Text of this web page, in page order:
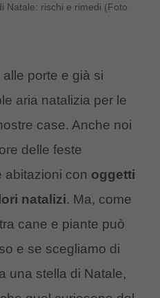
Natale: rischi e rimedi (Foto
porte e già si
aria natalizia per le
case. Anche noi
delle feste
abitazioni con oggetti
natalizi. Ma, come
cane e piante può
e se scegliamo di
una stella di Natale,